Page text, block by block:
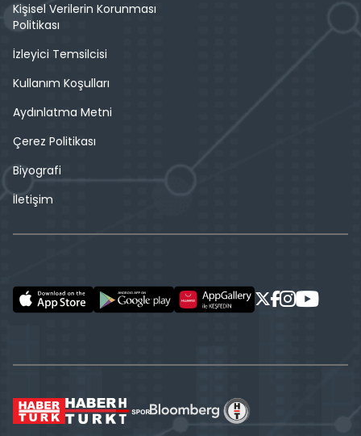
Kişisel Verilerin Korunması
Politikası
İzleyici Temsilcisi
Kullanım Koşulları
Aydınlatma Metni
Çerez Politikası
Biyografi
İletişim